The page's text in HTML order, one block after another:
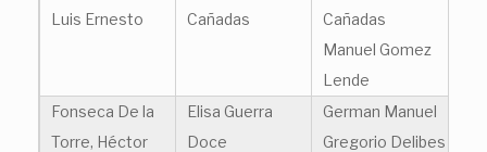
Luis Ernesto
Cañadas
Cañadas
Manuel Gomez
Lende
Fonseca De la
Torre, Héctor
Elisa Guerra
Doce
German Manuel
Gregorio Delibes